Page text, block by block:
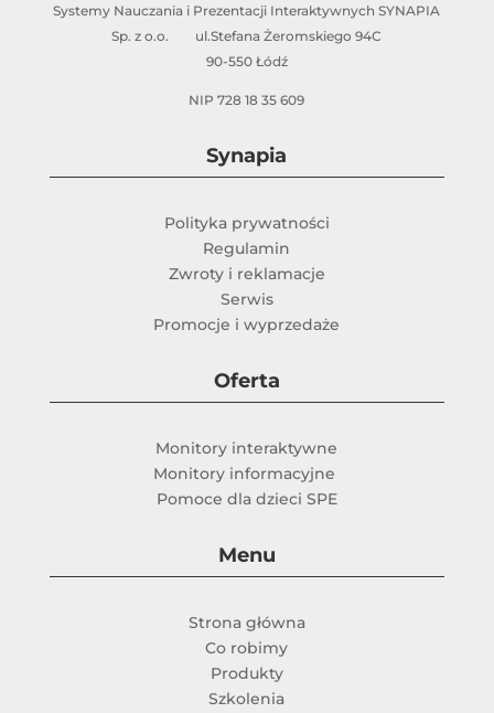
Systemy Nauczania i Prezentacji Interaktywnych SYNAPIA
Sp. z o.o. ul.Stefana Żeromskiego 94C
90-550 Łódź
NIP 728 18 35 609
Synapia
Polityka prywatności
Regulamin
Zwroty i reklamacje
Serwis
Promocje i wyprzedaże
Oferta
Monitory interaktywne
Monitory informacyjne
Pomoce dla dzieci SPE
Menu
Strona główna
Co robimy
Produkty
Szkolenia